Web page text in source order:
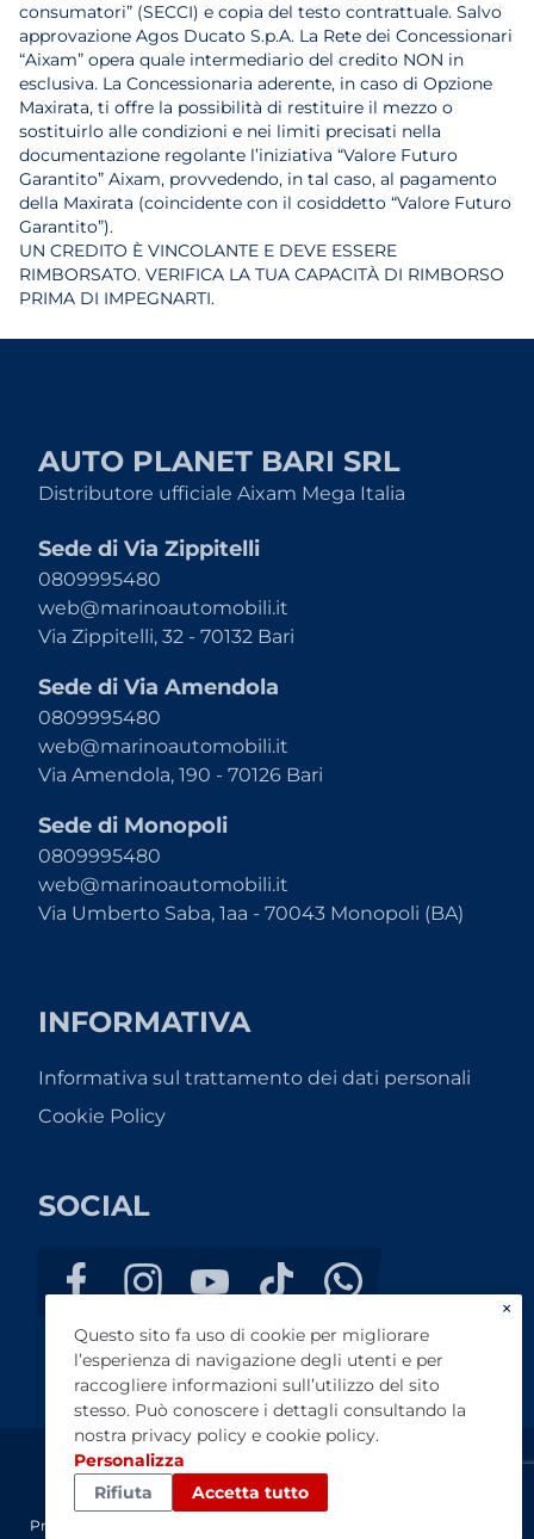
Preventivo
consumatori” (SECCI) e copia del testo contrattuale. Salvo
approvazione Agos Ducato S.p.A. La Rete dei Concessionari
“Aixam” opera quale intermediario del credito NON in
esclusiva. La Concessionaria aderente, in caso di Opzione
Maxirata, ti offre la possibilità di restituire il mezzo o
sostituirlo alle condizioni e nei limiti precisati nella
documentazione regolante l’iniziativa “Valore Futuro
Garantito” Aixam, provvedendo, in tal caso, al pagamento
della Maxirata (coincidente con il cosiddetto “Valore Futuro
Garantito”).
UN CREDITO È VINCOLANTE E DEVE ESSERE
RIMBORSATO. VERIFICA LA TUA CAPACITÀ DI RIMBORSO
PRIMA DI IMPEGNARTI.
AUTO PLANET BARI SRL
Distributore ufficiale Aixam Mega Italia
Sede di Via Zippitelli
0809995480
web@marinoautomobili.it
Via Zippitelli, 32 - 70132 Bari
Sede di Via Amendola
0809995480
web@marinoautomobili.it
Via Amendola, 190 - 70126 Bari
Sede di Monopoli
0809995480
web@marinoautomobili.it
Via Umberto Saba, 1aa - 70043 Monopoli (BA)
INFORMATIVA
Informativa sul trattamento dei dati personali
Cookie Policy
SOCIAL
Auto Planet Bari srl - P.IVA 05126720720 - REA: BA 401176
- Registro Imprese 05126720720
×
Questo sito fa uso di cookie per migliorare
l’esperienza di navigazione degli utenti e per
raccogliere informazioni sull’utilizzo del sito
stesso. Può conoscere i dettagli consultando la
nostra privacy policy e cookie policy.
Personalizza
Rifiuta
Accetta tutto